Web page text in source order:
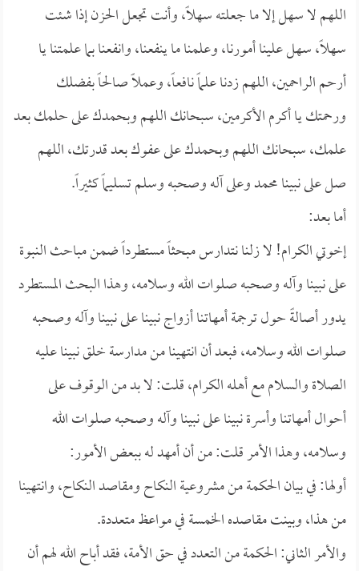
اللهم لا سهل إلا ما جعلته سهلاً، وأنت تجعل الحزن إذا شئت
سهلاً، سهل علينا أمورنا، وعلمنا ما ينفعنا، وانفعنا بما علمتنا يا
أرحم الراحمين، اللهم زدنا علماً نافعاً، وعملاً صالحاً بفضلك
ورحمتك يا أكرم الأكرمين، سبحانك اللهم وبحمدك على حلمك بعد
علمك، سبحانك اللهم وبحمدك على عفوك بعد قدرتك، اللهم
صل على نبينا محمد وعلى آله وصحبه وسلم تسليماً كثيراً.
أما بعد:
إخوتي الكرام! لا زلنا نتدارس مبحثاً مستطرداً ضمن مباحث النبوة
على نبينا وآله وصحبه صلوات الله وسلامه، وهذا البحث المستطرد
يدور أصالةً حول ترجمة أمهاتنا أزواج نبينا على نبينا وآله وصحبه
صلوات الله وسلامه، فبعد أن انتهينا من مدارسة خلق نبينا عليه
الصلاة والسلام مع أهله الكرام، قلت: لا بد من الوقوف على
أحوال أمهاتنا وأسرة نبينا على نبينا وآله وصحبه صلوات الله
وسلامه، وهذا الأمر قلت: من أن أمهد له ببعض الأمور:
أولها: في بيان الحكمة من مشروعية النكاح ومقاصد النكاح، وانتهينا
من هذا، وبينت مقاصده الخمسة في مواعظ متعددة.
والأمر الثاني: الحكمة من التعدد في حق الأمة، فقد أباح الله لهم أن